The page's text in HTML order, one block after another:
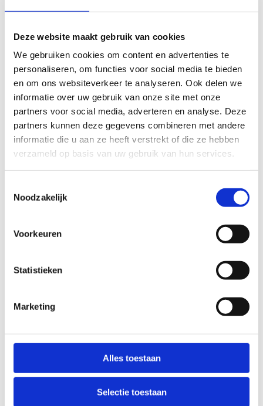
Deze website maakt gebruik van cookies
We gebruiken cookies om content en advertenties te
personaliseren, om functies voor social media te bieden
en om ons websiteverkeer te analyseren. Ook delen we
informatie over uw gebruik van onze site met onze
partners voor social media, adverteren en analyse. Deze
partners kunnen deze gegevens combineren met andere
informatie die u aan ze heeft verstrekt of die ze hebben
verzameld op basis van uw gebruik van hun services.
Noodzakelijk
Voorkeuren
Statistieken
Marketing
Alles toestaan
Selectie toestaan